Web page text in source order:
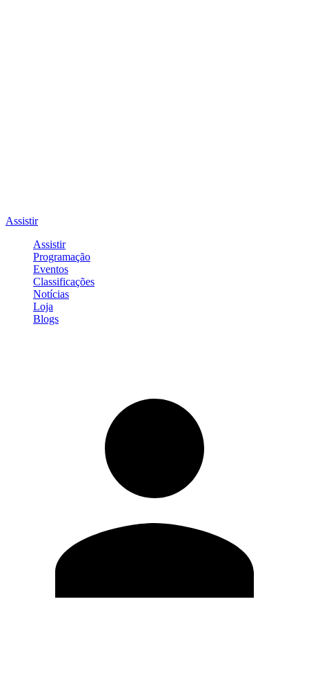
Assistir
Assistir
Programação
Eventos
Classificações
Notícias
Loja
Blogs